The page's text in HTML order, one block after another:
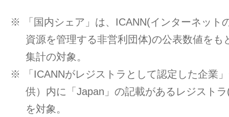
※ 「国内シェア」は、ICANN(インターネット
資源を管理する非営利団体)の公表数値をも
集計の対象。
※ 「ICANNがレジストラとして認定した企業
供）内に「Japan」の記載があるレジスト
を対象。